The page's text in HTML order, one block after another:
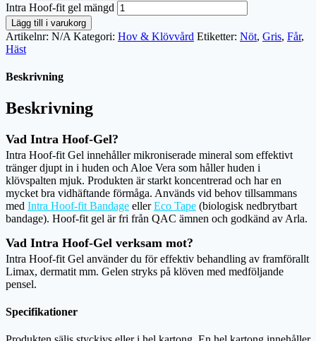
Intra Hoof-fit gel mängd
Lägg till i varukorg
Artikelnr: N/A Kategori: Hov & Klövvård Etiketter: Nöt, Gris, Får,
Häst
Beskrivning
Beskrivning
Vad Intra Hoof-Gel?
Intra Hoof-fit Gel innehåller mikroniserade mineral som effektivt
tränger djupt in i huden och Aloe Vera som håller huden i
klövspalten mjuk. Produkten är starkt koncentrerad och har en
mycket bra vidhäftande förmåga. Används vid behov tillsammans
med Intra Hoof-fit Bandage ellerEco Tape (biologisk nedbrytbart
bandage). Hoof-fit gel är fri från QAC ämnen och godkänd av Arla.
Vad Intra Hoof-Gel verksam mot?
Intra Hoof-fit Gel använder du för effektiv behandling av framförallt
Limax, dermatit mm. Gelen stryks på klöven med medföljande
pensel.
Specifikationer